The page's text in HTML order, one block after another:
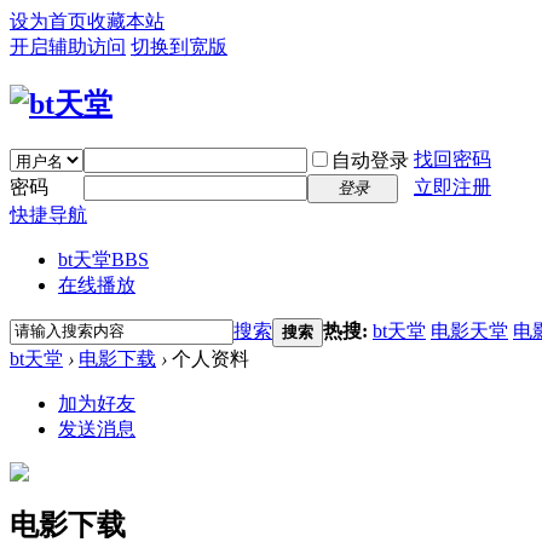
设为首页收藏本站
开启辅助访问 切换到宽版
自动登录 找回密码
密码
登录
立即注册
快捷导航
bt天堂BBS
在线播放
搜索 搜索 热搜: bt天堂 电影天堂 电
bt天堂 › 电影下载 › 个人资料
加为好友
发送消息
电影下载